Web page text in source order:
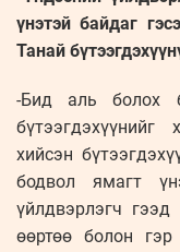
үнэтэй байдаг
Танай
-Бид аль болох
бүтээгдэхүүнийг
хийсэн
бодвол ямагт
үйлдвэрлэгч
өөртөө болон